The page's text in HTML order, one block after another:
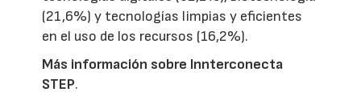
(21,6%) y tecnologías limpias y eficientes
en el uso de los recursos (16,2%).
Más información sobre Innterconecta
STEP.